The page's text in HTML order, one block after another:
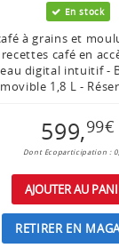
En stock
à grains et
café en
digital intuitif -
1,8 L -
599,99€
Dont Ecoparticipation :
AJOUTER AU
RETIRER EN